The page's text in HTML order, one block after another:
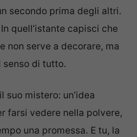
secondo prima degli altri.
quell’istante capisci che
non serve a decorare, ma
senso di tutto.
suo mistero: un’idea
farsi vedere nella polvere,
una promessa. E tu, la